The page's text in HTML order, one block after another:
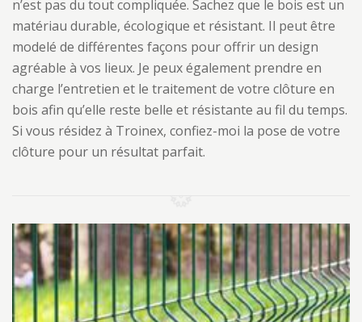
n’est pas du tout compliquée. Sachez que le bois est un
matériau durable, écologique et résistant. Il peut être
modelé de différentes façons pour offrir un design
agréable à vos lieux. Je peux également prendre en
charge l’entretien et le traitement de votre clôture en
bois afin qu’elle reste belle et résistante au fil du temps.
Si vous résidez à Troinex, confiez-moi la pose de votre
clôture pour un résultat parfait.